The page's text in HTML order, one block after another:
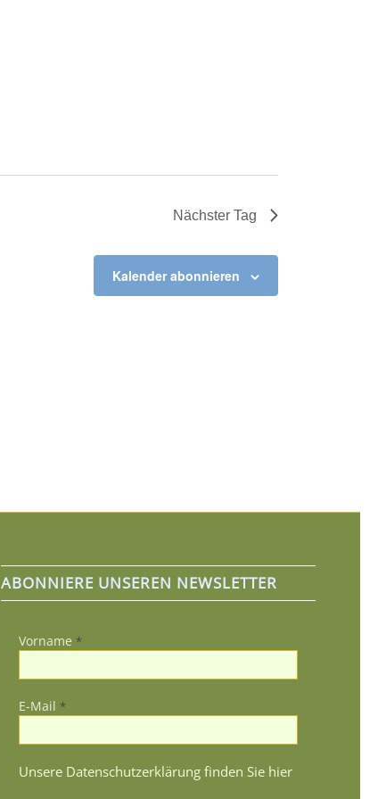
Nächster Tag
Kalender abonnieren
ABONNIERE UNSEREN NEWSLETTER
Vorname *
E-Mail *
Unsere Datenschutzerklärung finden Sie hier